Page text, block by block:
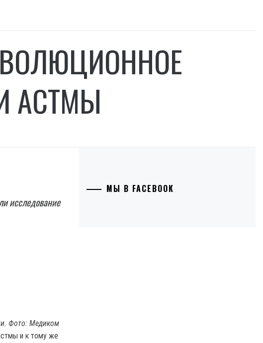
АСТМЫ
исследование
Фото: Медиком
и к тому же
МЫ В FACEBOOK